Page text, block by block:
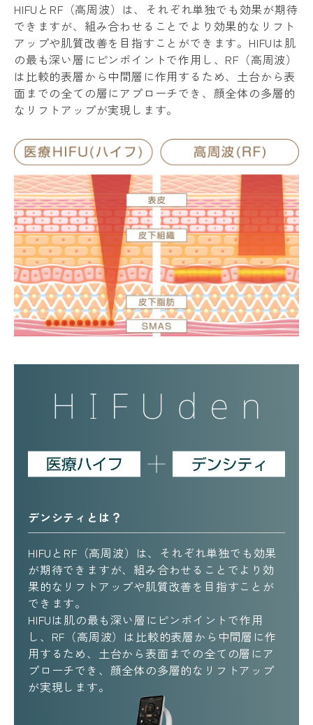
HIFUとRF（高周波）は、それぞれ単独でも効果が期待
できますが、組み合わせることでより効果的なリフト
アップや肌質改善を目指すことができます。HIFUは肌
の最も深い層にピンポイントで作用し、RF（高周波）
は比較的表層から中間層に作用するため、土台から表
面までの全ての層にアプローチでき、顔全体の多層的
なリフトアップが実現します。
デンシティとは？
HIFUとRF（高周波）は、それぞれ単独でも効果
が期待できますが、組み合わせることでより効
果的なリフトアップや肌質改善を目指すことが
できます。
HIFUは肌の最も深い層にピンポイントで作用
し、RF（高周波）は比較的表層から中間層に作
用するため、土台から表面までの全ての層にア
プローチでき、顔全体の多層的なリフトアップ
が実現します。